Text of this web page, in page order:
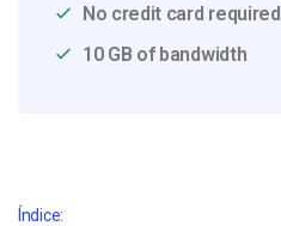
No credit card required
10 GB of bandwidth
Índice: